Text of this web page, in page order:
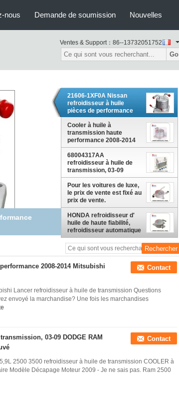
nous Demande de soumission Nouvelles
Ventes & Support： 86--13732051752
Go
2014
21606-1XF0A Nissan
refroidisseur à huile
pièces de performance
automobile TS16949
Approuvé
Cooler à huile à
transmission haute
performance 2008-2014
Mitsubishi Lancer
accessoires 2920A017
68004317AA
refroidisseur à huile de
transmission, 03-09
DODGE RAM
refroidisseur à huile
ISO9001 Approuvé
Pour les voitures de luxe,
le prix de vente est fixé au
prix de vente.
HONDA refroidisseur d'
huile de haute fiabilité,
refroidisseur automatique
de remplacement 124100-
5280
2008-2014 Mitsubishi
Contact
Lancer refroidisseur à huile de transmission Questions
envoyé la marchandise? Une fois les marchandises
03-09 DODGE RAM
Contact
2500 3500 refroidisseur à huile de transmission COOLER à
Modèle Décapage Moteur 2009 - Je ne sais pas. Ram 2500